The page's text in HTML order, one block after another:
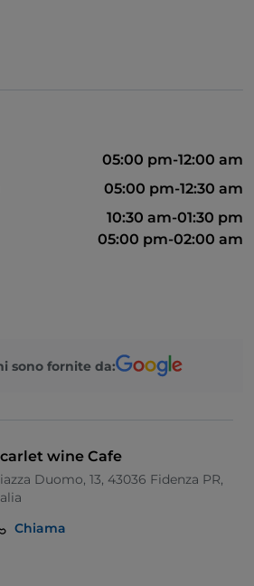
05:00 pm-12:00 am
05:00 pm-12:30 am
10:30 am-01:30 pm
05:00 pm-02:00 am
sono fornite da:
wine Cafe
Duomo, 13, 43036 Fidenza PR,
Chiama